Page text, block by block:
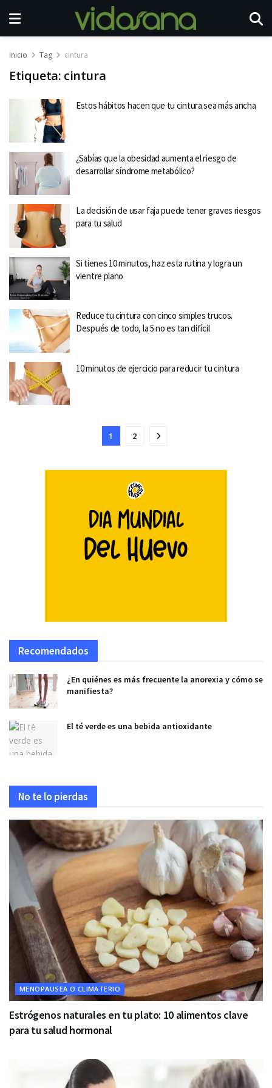
Inicio Tag cintura
Etiqueta: cintura
Estos hábitos hacen que tu cintura sea más ancha
¿Sabías que la obesidad aumenta el riesgo de
desarrollar síndrome metabólico?
La decisión de usar faja puede tener graves riesgos
para tu salud
Si tienes 10 minutos, haz esta rutina y logra un
vientre plano
Reduce tu cintura con cinco simples trucos.
Después de todo, la 5 no es tan difícil
10 minutos de ejercicio para reducir tu cintura
1 2
Recomendados
¿En quiénes es más frecuente la anorexia y cómo se
manifiesta?
El té verde es una bebida antioxidante
No te lo pierdas
MENOPAUSEA O CLIMATERIO
Estrógenos naturales en tu plato: 10 alimentos clave
para tu salud hormonal